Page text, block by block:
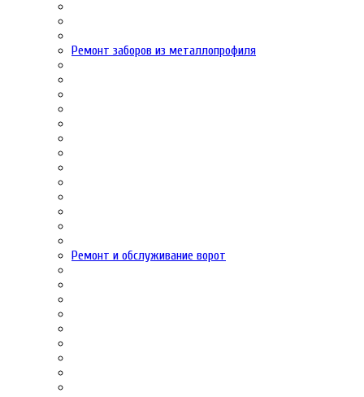
Ремонт заборов из металлопрофиля
Ремонт и обслуживание ворот